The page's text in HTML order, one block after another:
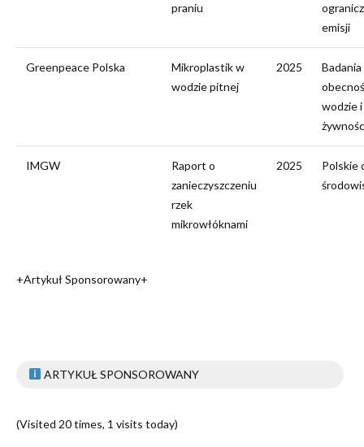
praniu
emisji
Greenpeace Polska
Mikroplastik w
wodzie pitnej
2025
Badania
wodzie i
IMGW
Raport o
zanieczyszczeniu
rzek
mikrowłóknami
2025
Polskie
+Artykuł Sponsorowany+
ARTYKUŁ SPONSOROWANY
(Visited 20 times, 1 visits today)